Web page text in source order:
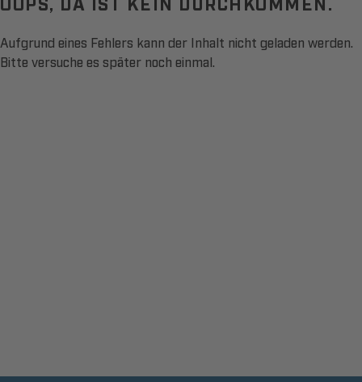
Aufgrund eines Fehlers kann der Inhalt nicht geladen werden.
Bitte versuche es später noch einmal.